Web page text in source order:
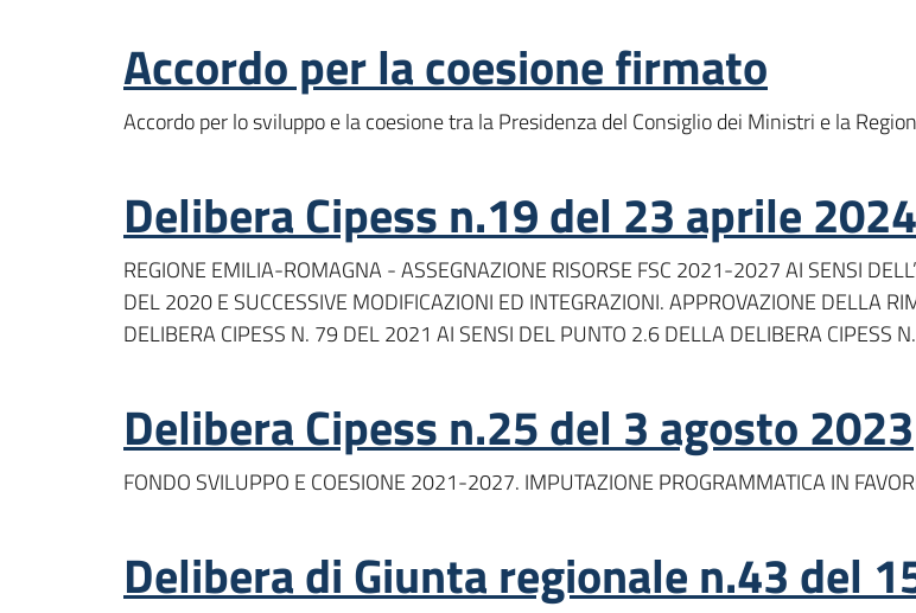
Accordo per la coesione firmato
Accordo per lo sviluppo e la coesione tra la Presidenza del Consiglio dei Ministri e la
Delibera Cipess n.19 del 23 aprile 2024
REGIONE EMILIA-ROMAGNA - ASSEGNAZIONE RISORSE FSC 2021-2027 AI SENSI
DEL 2020 E SUCCESSIVE MODIFICAZIONI ED INTEGRAZIONI. APPROVAZIONE DELLA
DELIBERA CIPESS N. 79 DEL 2021 AI SENSI DEL PUNTO 2.6 DELLA DELIBERA CIPESS
Delibera Cipess n.25 del 3 agosto 2023
FONDO SVILUPPO E COESIONE 2021-2027. IMPUTAZIONE PROGRAMMATICA IN
Delibera di Giunta regionale n.43 del